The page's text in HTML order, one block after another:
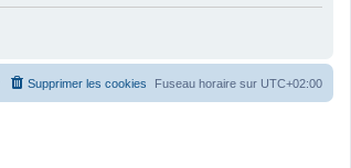
Fuseau horaire sur UTC+02:00
Supprimer les cookies